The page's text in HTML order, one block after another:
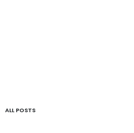
ALL POSTS